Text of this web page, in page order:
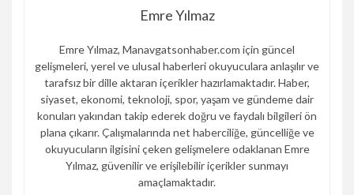
Emre Yılmaz
Emre Yılmaz, Manavgatsonhaber.com için güncel
gelişmeleri, yerel ve ulusal haberleri okuyuculara anlaşılır ve
tarafsız bir dille aktaran içerikler hazırlamaktadır. Haber,
siyaset, ekonomi, teknoloji, spor, yaşam ve gündeme dair
konuları yakından takip ederek doğru ve faydalı bilgileri ön
plana çıkarır. Çalışmalarında net haberciliğe, güncelliğe ve
okuyucuların ilgisini çeken gelişmelere odaklanan Emre
Yılmaz, güvenilir ve erişilebilir içerikler sunmayı
amaçlamaktadır.